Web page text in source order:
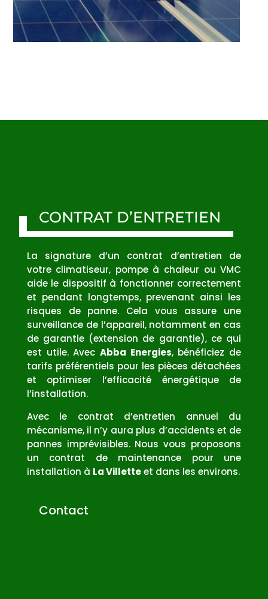
CONTRAT D’ENTRETIEN
La signature d’un contrat d’entretien de
votre climatiseur, pompe à chaleur ou VMC
aide le dispositif à fonctionner correctement
et pendant longtemps, prevenant ainsi les
risques de panne. Cela vous assure une
surveillance de l’appareil, notamment en cas
de garantie (extension de garantie), ce qui
est utile. Avec Abba Energies, bénéficiez de
tarifs préférentiels pour les pièces détachées
et optimiser l’efficacité énergétique de
l’installation.
Avec le contrat d’entretien annuel du
mécanisme, il n’y aura plus d’accidents et de
pannes imprévisibles. Nous vous proposons
un contrat de maintenance pour une
installation à La Villetteet dans les environs.
Contact